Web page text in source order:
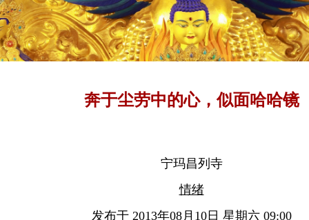
奔于尘劳中的心，似面哈哈镜
宁玛昌列寺
情绪
发布于 2013年08月10日 星期六 09:00